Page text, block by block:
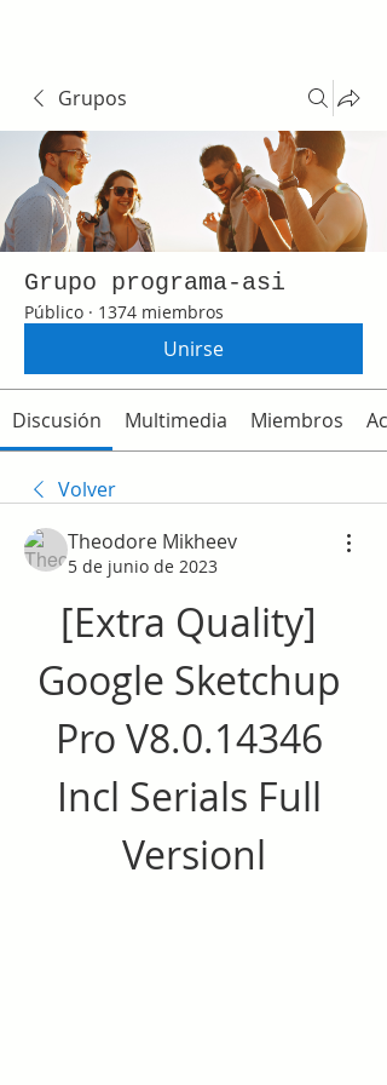
Grupos
Grupo programa-asi
Público · 1374 miembros
Unirse
Discusión Multimedia Miembros
Volver
Theodore Mikheev
5 de junio de 2023
[Extra Quality]
Google Sketchup
Pro V8.0.14346
Incl Serials Full
Versionl